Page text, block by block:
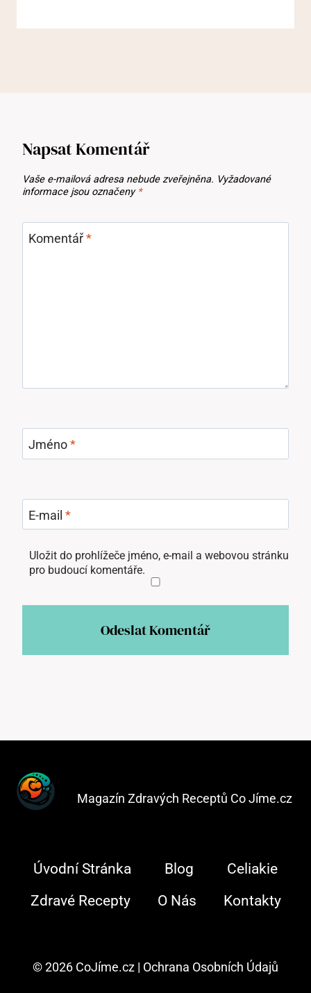
Napsat Komentář
Vaše e-mailová adresa nebude zveřejněna. Vyžadované
informace jsou označeny *
Komentář*
Jméno*
E-mail *
Uložit do prohlížeče jméno, e-mail a webovou stránku
pro budoucí komentáře.
Magazín Zdravých Receptů Co Jíme.cz
Úvodní Stránka Blog
Celiakie
Zdravé Recepty
O Nás Kontakty
© 2026 CoJíme.cz | Ochrana Osobních Údajů